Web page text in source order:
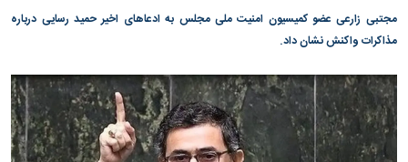
مجتبی زارعی عضو کمیسیون امنیت ملی مجلس به ادعاهای اخیر حمید رسایی درباره
مذاکرات واکنش نشان داد.